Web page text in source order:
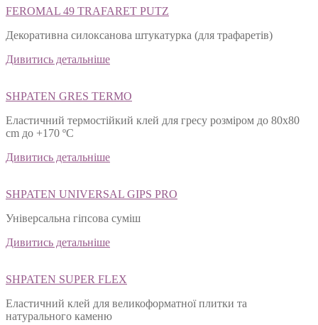
FEROMAL 49 TRAFARET PUTZ
Декоративна силоксанова штукатурка (для трафаретів)
Дивитись детальніше
SHPATEN GRES TERMO
Еластичний термостійкий клей для гресу розміром до 80х80
cm до +170 ºС
Дивитись детальніше
SHPATEN UNIVERSAL GIPS PRO
Універсальна гіпсова суміш
Дивитись детальніше
SHPATEN SUPER FLEX
Еластичний клей для великоформатної плитки та
натурального каменю